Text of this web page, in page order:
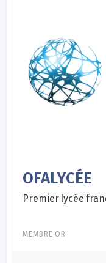
OFALYCÉE
Premier lycée
MEMBRE OR